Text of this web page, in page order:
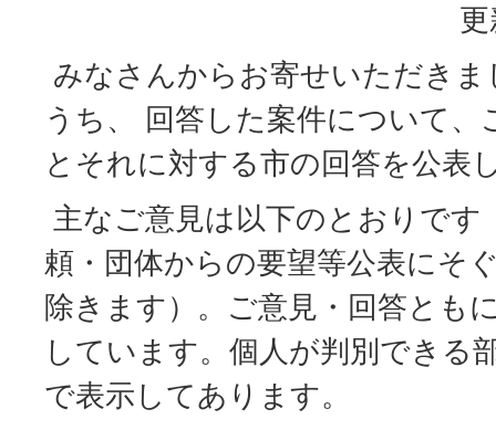
みなさんからお寄せいただき
うち、 回答した案件について、
とそれに対する市の回答を公表
主なご意見は以下のとおりです
頼・団体からの要望等公表にそ
除きます）。ご意見・回答とも
しています。個人が判別できる
で表示してあります。